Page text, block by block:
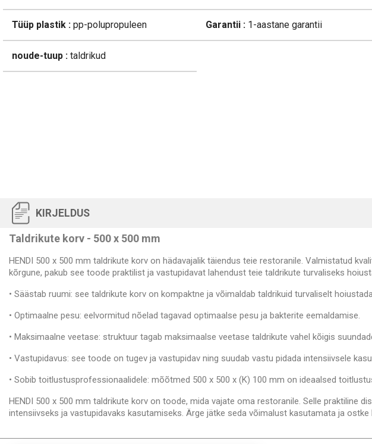
Tüüp plastik : pp-polupropuleen Garantii :1-aastane garantii
noude-tuup : taldrikud
KIRJELDUS
Taldrikute korv - 500 x 500 mm
HENDI 500 x 500 mm taldrikute korv on hädavajalik täiendus teie restoranile. Valmistatud
kõrgune, pakub see toode praktilist ja vastupidavat lahendust teie taldrikute turvaliseks
• Säästab ruumi: see taldrikute korv on kompaktne ja võimaldab taldrikuid turvaliselt
• Optimaalne pesu: eelvormitud nõelad tagavad optimaalse pesu ja bakterite eemaldamise.
• Maksimaalne veetase: struktuur tagab maksimaalse veetase taldrikute vahel kõigis
• Vastupidavus: see toode on tugev ja vastupidav ning suudab vastu pidada intensiivsele
• Sobib toitlustusprofessionaalidele: mõõtmed 500 x 500 x (K) 100 mm on ideaalsed
HENDI 500 x 500 mm taldrikute korv on toode, mida vajate oma restoranile. Selle praktiline
intensiivseks ja vastupidavaks kasutamiseks. Ärge jätke seda võimalust kasutamata ja ostke